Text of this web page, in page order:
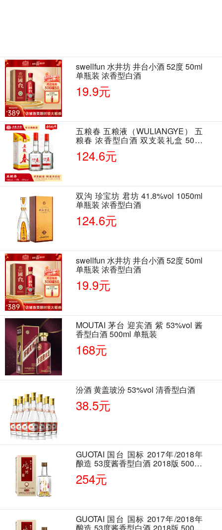
swellfun 水井坊 井台小酒 52度 50ml
单瓶装 浓香型白酒
19.9元
五粮春 五粮液（WULIANGYE） 五
粮春 浓香型白酒 双支装礼盒 50度
500ml*2瓶 含酒具
124.6元
双沟 珍宝坊 君坊 41.8%vol 1050ml
单瓶装 浓香型白酒
124.6元
swellfun 水井坊 井台小酒 52度 50ml
单瓶装 浓香型白酒
19.9元
MOUTAI 茅台 迎宾酒 紫 53%vol 酱
香型白酒 500ml 单瓶装
168元
汾酒 黄盖玻汾 53%vol 清香型白酒
38.5元
GUOTAI 国台 国标 2017年/2018年
酿造 53度酱香型白酒 2018版 500ml
单瓶装
254元
GUOTAI 国台 国标 2017年/2018年
酿造 53度酱香型白酒 2018版 500ml